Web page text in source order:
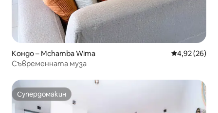
Кондо – Mchamba Wima Средна
4,92 (26)
Съвременната муза
Супердомакин
Супердомакин